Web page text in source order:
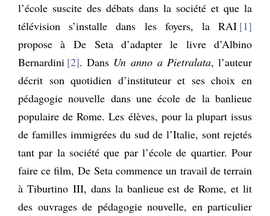
l’école suscite des débats dans la société et que la
télévision s’installe dans les foyers, la RAI 1
propose à De Seta d’adapter le livre d’Albino
Bernardini 2 . Dans Un anno a Pietralata, l’auteur
décrit son quotidien d’instituteur et ses choix en
pédagogie nouvelle dans une école de la banlieue
populaire de Rome. Les élèves, pour la plupart issus
de familles immigrées du sud de l’Italie, sont rejetés
tant par la société que par l’école de quartier. Pour
faire ce film, De Seta commence un travail de terrain
à Tiburtino III, dans la banlieue est de Rome, et lit
des ouvrages de pédagogie nouvelle, en particulier